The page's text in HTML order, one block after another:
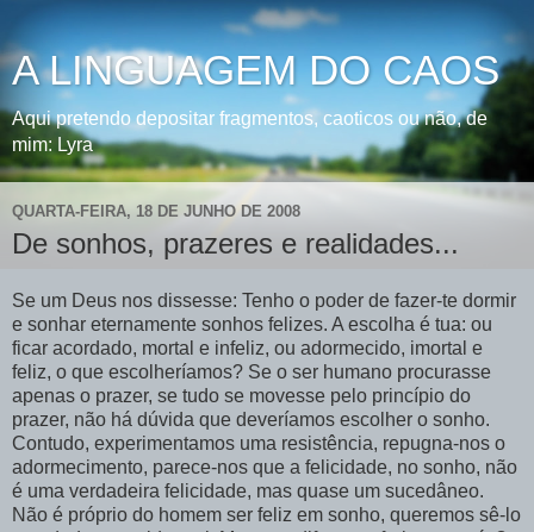
A LINGUAGEM DO CAOS
Aqui pretendo depositar fragmentos, caoticos ou não, de
mim: Lyra
QUARTA-FEIRA, 18 DE JUNHO DE 2008
De sonhos, prazeres e realidades...
Se um Deus nos dissesse: Tenho o poder de fazer-te dormir
e sonhar eternamente sonhos felizes. A escolha é tua: ou
ficar acordado, mortal e infeliz, ou adormecido, imortal e
feliz, o que escolheríamos? Se o ser humano procurasse
apenas o prazer, se tudo se movesse pelo princípio do
prazer, não há dúvida que deveríamos escolher o sonho.
Contudo, experimentamos uma resistência, repugna-nos o
adormecimento, parece-nos que a felicidade, no sonho, não
é uma verdadeira felicidade, mas quase um sucedâneo.
Não é próprio do homem ser feliz em sonho, queremos sê-lo